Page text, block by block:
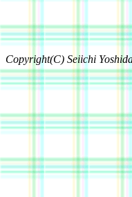
Copyright(C) Seiichi